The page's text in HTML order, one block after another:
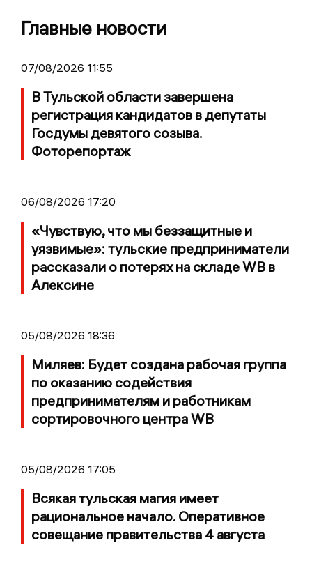
Главные новости
07/08/2026 11:55
В Тульской области завершена
регистрация кандидатов в депутаты
Госдумы девятого созыва.
Фоторепортаж
06/08/2026 17:20
«Чувствую, что мы беззащитные и
уязвимые»: тульские предприниматели
рассказали о потерях на складе WB в
Алексине
05/08/2026 18:36
Миляев: Будет создана рабочая группа
по оказанию содействия
предпринимателям и работникам
сортировочного центра WB
05/08/2026 17:05
Всякая тульская магия имеет
рациональное начало. Оперативное
совещание правительства 4 августа